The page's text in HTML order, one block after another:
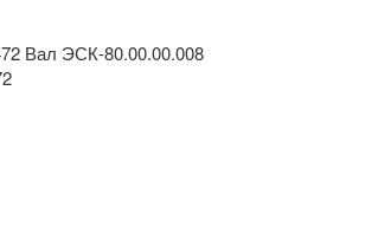
Вал ЭСК-80.00.00.008